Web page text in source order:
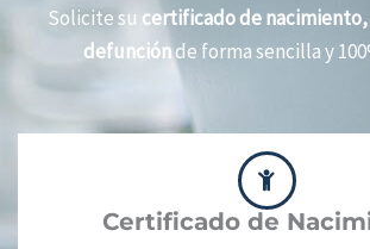
Solicite su certificado de
defunciónde forma sencilla y
Certificado de